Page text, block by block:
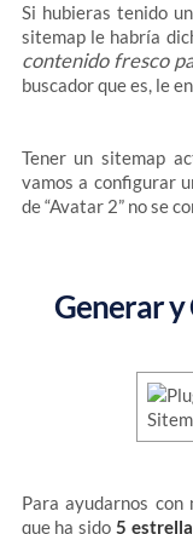
Si hubieras tenido
sitemap le habría
contenido fresco
buscador que es, le
Tener un sitemap
vamos a configurar
de “Avatar 2” no se
Generar y
Para ayudarnos
que ha sido 5